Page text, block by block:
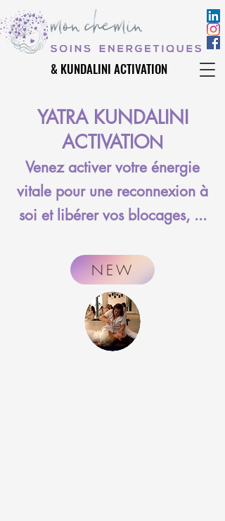
& KUNDALINI ACTIVATION
& KUNDALINI ACTIVATION
YATRA KUNDALINI
ACTIVATION
Venez activer votre énergie
vitale pour une reconnexion à
soi et libérer vos blocages, ...
NEW